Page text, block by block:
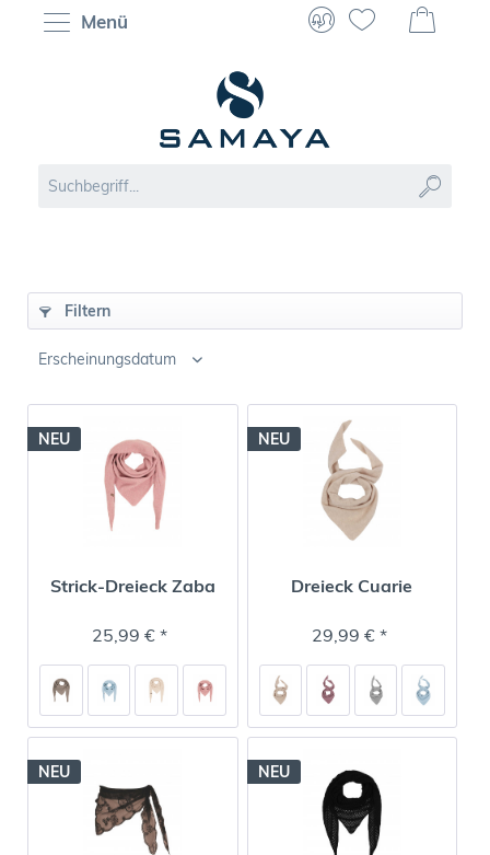
Menü
Filtern
NEU
Strick-Dreieck Zaba
25,99 € *
NEU
Dreieck Cuarie
29,99 € *
NEU NEU